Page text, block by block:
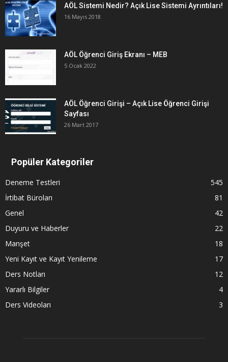
AÖL Sistemi Nedir? Açık Lise Sistemi Ayrıntıları!
16 Mayıs 2018
AÖL Öğrenci Giriş Ekranı – MEB
5 Ocak 2022
AÖL Öğrenci Girişi – Açık Lise Öğrenci Girişi
Sayfası
26 Mart 2017
Popüler Kategoriler
Deneme Testleri
545
İrtibat Büroları
81
Genel
42
Duyuru ve Haberler
22
Manşet
18
Yeni Kayıt ve Kayıt Yenileme
17
Ders Notları
12
Yararlı Bilgiler
4
Ders Videoları
3